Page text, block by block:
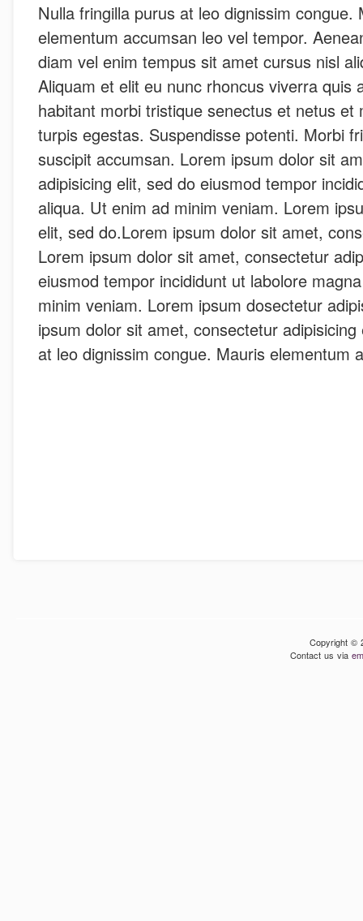
Nulla fringilla purus at leo dignissim congue.
elementum accumsan leo vel tempor.
diam vel enim tempus sit amet cursus nisl
Aliquam et elit eu nunc rhoncus viverra quis
habitant morbi tristique senectus et netus et
turpis egestas. Suspendisse potenti. Morbi
suscipit accumsan. Lorem ipsum dolor sit
adipisicing elit, sed do eiusmod tempor
aliqua. Ut enim ad minim veniam. Lorem
elit, sed do.Lorem ipsum dolor sit amet,
Lorem ipsum dolor sit amet, consectetur
eiusmod tempor incididunt ut labolore
minim veniam. Lorem ipsum dosectetur
ipsum dolor sit amet, consectetur
at leo dignissim congue. Mauris elementum
Copyright ©
Contact us via